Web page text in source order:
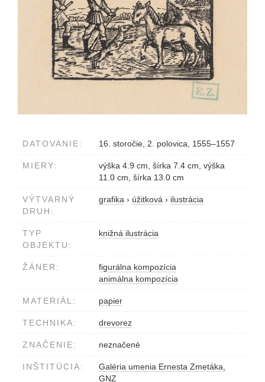
DATOVANIE: 16. storočie, 2. polovica, 1555–1557
MIERY:
výška 4.9 cm, šírka 7.4 cm, výška
11.0 cm, šírka 13.0 cm
VÝTVARNÝ
DRUH:
grafika › úžitková › ilustrácia
TYP
OBJEKTU:
knižná ilustrácia
ŽÁNER:
figurálna kompozícia
animálna kompozícia
MATERIÁL: papier
TECHNIKA: drevorez
ZNAČENIE: neznačené
INŠTITÚCIA:
Galéria umenia Ernesta Zmetáka,
GNZ